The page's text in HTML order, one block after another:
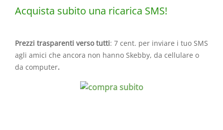
Acquista subito una ricarica SMS!
Prezzi trasparenti verso tutti: 7 cent. per inviare i tuo SMS
agli amici che ancora non hanno Skebby, da cellulare o
da computer.